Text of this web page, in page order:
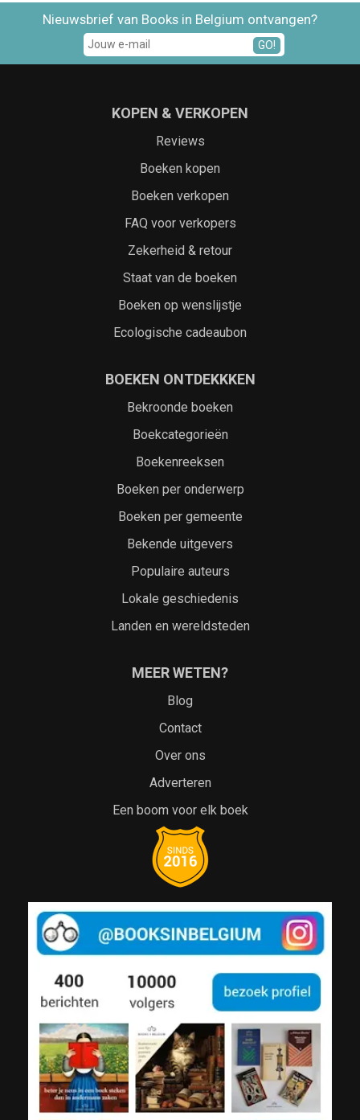
Nieuwsbrief van Books in Belgium ontvangen?
GO!
KOPEN & VERKOPEN
Reviews
Boeken kopen
Boeken verkopen
FAQ voor verkopers
Zekerheid & retour
Staat van de boeken
Boeken op wenslijstje
Ecologische cadeaubon
BOEKEN ONTDEKKKEN
Bekroonde boeken
Boekcategorieën
Boekenreeksen
Boeken per onderwerp
Boeken per gemeente
Bekende uitgevers
Populaire auteurs
Lokale geschiedenis
Landen en wereldsteden
MEER WETEN?
Blog
Contact
Over ons
Adverteren
Een boom voor elk boek